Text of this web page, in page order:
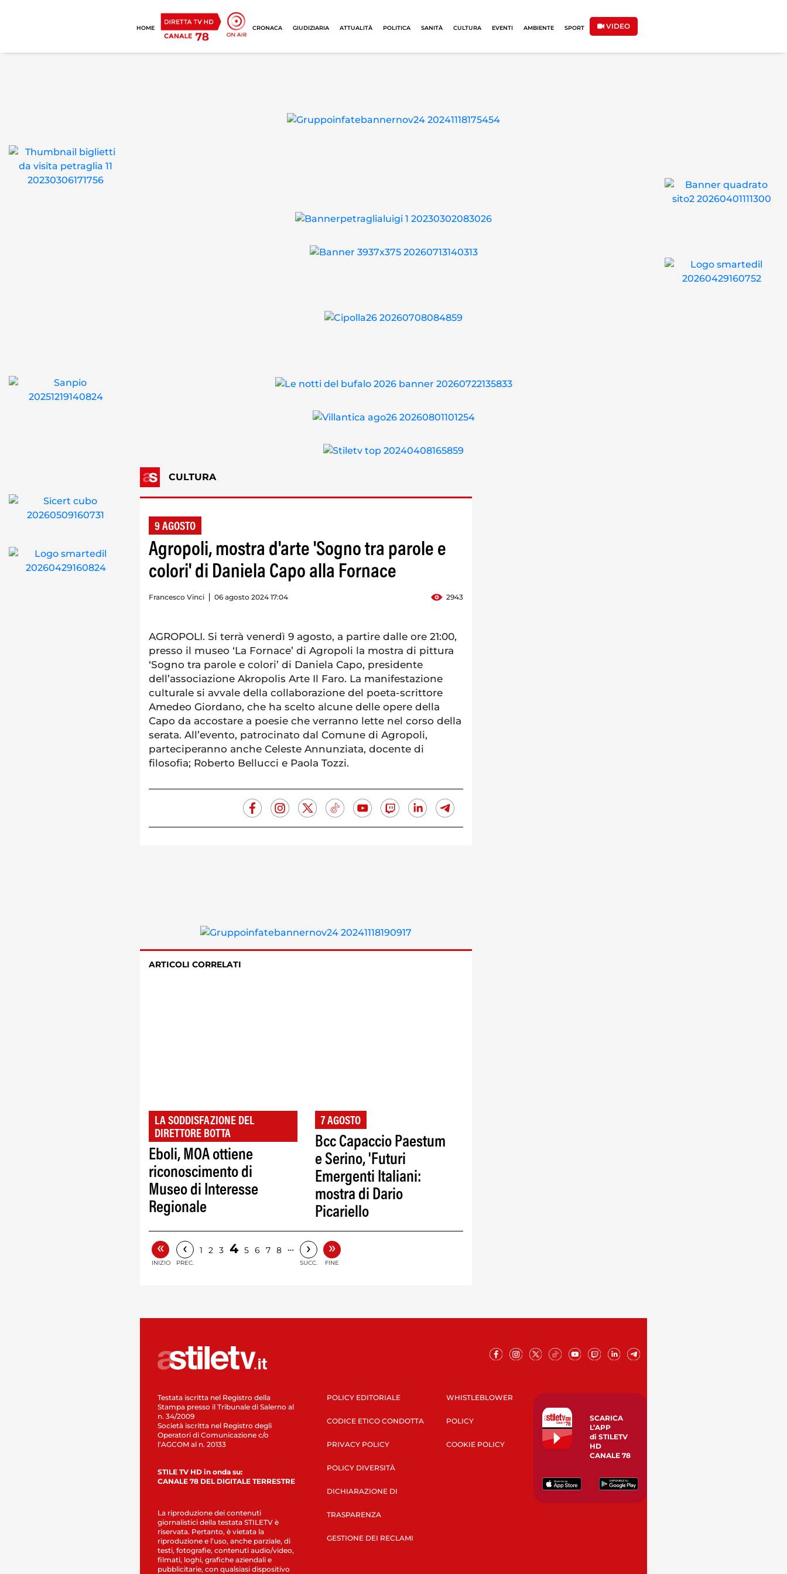
HOME CRONACA GIUDIZIARIA ATTUALITÀ POLITICA SANITÀ CULTURA EVENTI AMBIENTE SPORT VIDEO
CULTURA
9 AGOSTO
Agropoli, mostra d'arte 'Sogno tra parole e
colori' di Daniela Capo alla Fornace
Francesco Vinci 06 agosto 2024 17:04 2943
AGROPOLI. Si terrà venerdì 9 agosto, a partire dalle ore 21:00,
presso il museo ‘La Fornace’ di Agropoli la mostra di pittura
‘Sogno tra parole e colori’ di Daniela Capo, presidente
dell’associazione Akropolis Arte Il Faro. La manifestazione
culturale si avvale della collaborazione del poeta-scrittore
Amedeo Giordano, che ha scelto alcune delle opere della
Capo da accostare a poesie che verranno lette nel corso della
serata. All’evento, patrocinato dal Comune di Agropoli,
parteciperanno anche Celeste Annunziata, docente di
filosofia; Roberto Bellucci e Paola Tozzi.
ARTICOLI CORRELATI
LA SODDISFAZIONE DEL
DIRETTORE BOTTA
Eboli, MOA ottiene
riconoscimento di
Museo di Interesse
Regionale
7 AGOSTO
Bcc Capaccio Paestum
e Serino, 'Futuri
Emergenti Italiani:
mostra di Dario
Picariello
«
INIZIO
‹
PREC.
1 2 3 4 5 6 7 8 … ›
SUCC.
»
FINE
Testata iscritta nel Registro della
Stampa presso il Tribunale di Salerno al
n. 34/2009
Società iscritta nel Registro degli
Operatori di Comunicazione c/o
l’AGCOM al n. 20133
STILE TV HD in onda su:
CANALE 78 DEL DIGITALE TERRESTRE
La riproduzione dei contenuti
giornalistici della testata STILETV è
riservata. Pertanto, è vietata la
riproduzione e l’uso, anche parziale, di
testi, fotografie, contenuti audio/video,
filmati, loghi, grafiche aziendali e
pubblicitarie, con qualsiasi dispositivo
POLICY EDITORIALE
CODICE ETICO CONDOTTA
PRIVACY POLICY
POLICY DIVERSITÀ
DICHIARAZIONE DI
TRASPARENZA
GESTIONE DEI RECLAMI
WHISTLEBLOWER
POLICY
COOKIE POLICY
SCARICA
L’APP
di STILETV
HD
CANALE 78